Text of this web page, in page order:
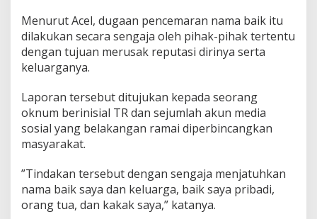
a
m
B
k
k
P
d
a
u
Menurut Acel, dugaan pencemaran nama baik itu
dilakukan secara sengaja oleh pihak-pihak tertentu
dengan tujuan merusak reputasi dirinya serta
keluarganya.
Laporan tersebut ditujukan kepada seorang
oknum berinisial TR dan sejumlah akun media
sosial yang belakangan ramai diperbincangkan
masyarakat.
‎”Tindakan tersebut dengan sengaja menjatuhkan
nama baik saya dan keluarga, baik saya pribadi,
orang tua, dan kakak saya,” katanya.